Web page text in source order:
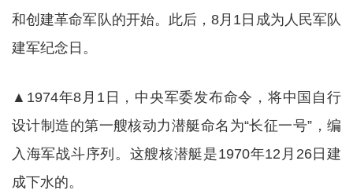
和创建革命军队的开始。此后，8月1日成为人民军队
建军纪念日。
▲1974年8月1日，中央军委发布命令，将中国自行
设计制造的第一艘核动力潜艇命名为“长征一号”，编
入海军战斗序列。这艘核潜艇是1970年12月26日建
成下水的。